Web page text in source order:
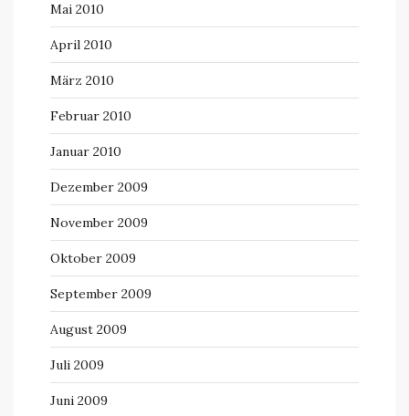
Mai 2010
April 2010
März 2010
Februar 2010
Januar 2010
Dezember 2009
November 2009
Oktober 2009
September 2009
August 2009
Juli 2009
Juni 2009